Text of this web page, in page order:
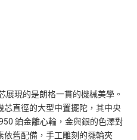
展現的是朗格一貫的機械美學。
直徑的大型中置擺陀，其中央
鉑金離心輪，金與銀的色澤對
依舊配備，手工雕刻的擺輪夾